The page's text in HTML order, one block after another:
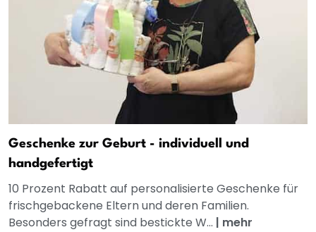
Geschenke zur Geburt - individuell und
handgefertigt
10 Prozent Rabatt auf personalisierte Geschenke für
frischgebackene Eltern und deren Familien.
Besonders gefragt sind bestickte W... | mehr